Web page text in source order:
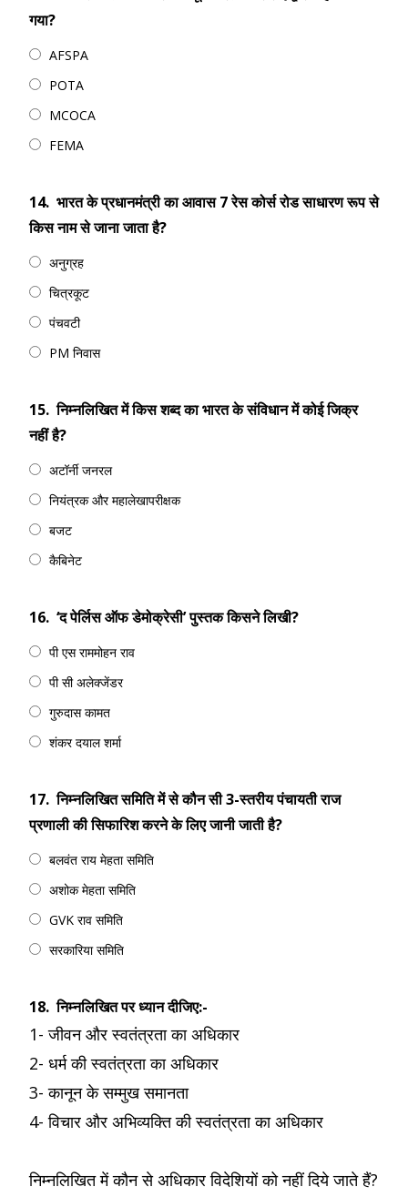
गया?
AFSPA
POTA
MCOCA
FEMA
14. भारत के प्रधानमंत्री का आवास 7 रेस कोर्स रोड साधारण रूप से
किस नाम से जाना जाता है?
अनुग्रह
चित्रकूट
पंचवटी
PM निवास
15. निम्नलिखित में किस शब्द का भारत के संविधान में कोई जिक्र
नहीं है?
अटॉर्नी जनरल
नियंत्रक और महालेखापरीक्षक
बजट
कैबिनेट
16. ‘द पेर्लिस ऑफ डेमोक्रेसी’ पुस्तक किसने लिखी?
पी एस राममोहन राव
पी सी अलेक्जेंडर
गुरुदास कामत
शंकर दयाल शर्मा
17. निम्नलिखित समिति में से कौन सी 3-स्तरीय पंचायती राज
प्रणाली की सिफारिश करने के लिए जानी जाती है?
बलवंत राय मेहता समिति
अशोक मेहता समिति
GVK राव समिति
सरकारिया समिति
18. निम्नलिखित पर ध्यान दीजिए:-
1- जीवन और स्वतंत्रता का अधिकार
2- धर्म की स्वतंत्रता का अधिकार
3- कानून के सम्मुख समानता
4- विचार और अभिव्यक्ति की स्वतंत्रता का अधिकार
निम्नलिखित में कौन से अधिकार विदेशियों को नहीं दिये जाते हैं?